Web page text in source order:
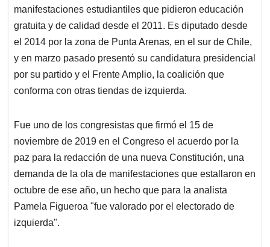
manifestaciones estudiantiles que pidieron educación
gratuita y de calidad desde el 2011. Es diputado desde
el 2014 por la zona de Punta Arenas, en el sur de Chile,
y en marzo pasado presentó su candidatura presidencial
por su partido y el Frente Amplio, la coalición que
conforma con otras tiendas de izquierda.
Fue uno de los congresistas que firmó el 15 de
noviembre de 2019 en el Congreso el acuerdo por la
paz para la redacción de una nueva Constitución, una
demanda de la ola de manifestaciones que estallaron en
octubre de ese año, un hecho que para la analista
Pamela Figueroa "fue valorado por el electorado de
izquierda".